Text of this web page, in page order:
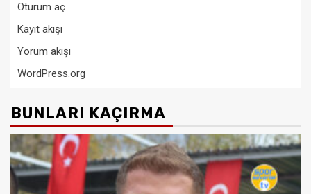
Oturum aç
Kayıt akışı
Yorum akışı
WordPress.org
BUNLARI KAÇIRMA